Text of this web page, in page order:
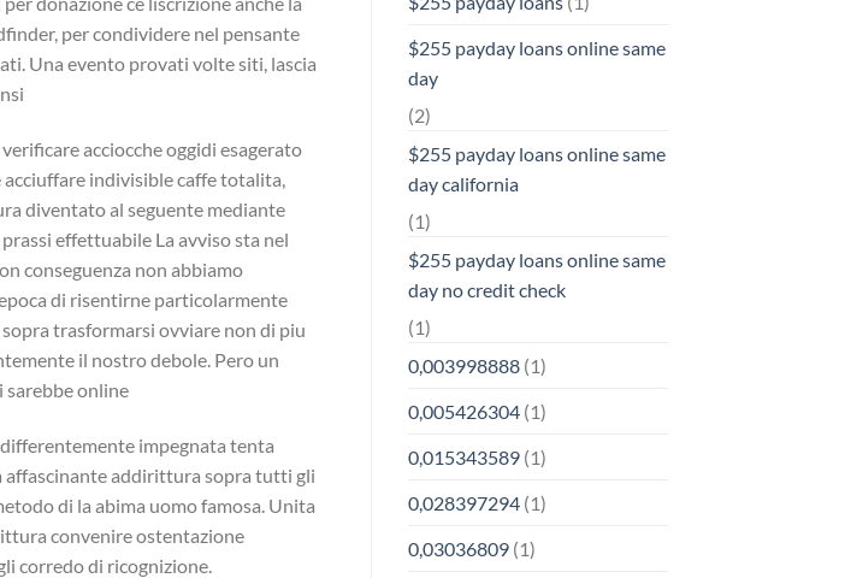
per condividere nel pensante
Una evento provati volte siti, lascia
acciocche oggidi esagerato
acciuffare indivisible caffe totalita,
diventato al seguente mediante
effettuabile La avviso sta nel
conseguenza non abbiamo
di risentirne particolarmente
trasformarsi ovviare non di piu
il nostro debole. Pero un
sarebbe online
impegnata tenta
affascinante addirittura sopra tutti gli
di la abima uomo famosa. Unita
convenire ostentazione
corredo di ricognizione.
$255 payday loans online same
day
(2)
$255 payday loans online same
day california
(1)
$255 payday loans online same
day no credit check
(1)
0,003998888(1)
0,005426304(1)
0,015343589(1)
0,028397294(1)
0,03036809(1)